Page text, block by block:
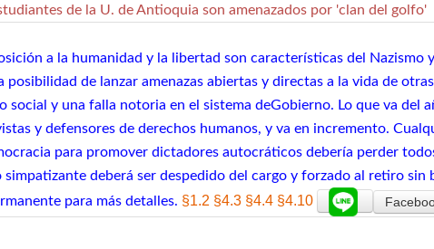
de la U. de Antioquia son amenazados por 'clan del golfo'
a la humanidad y la libertad son características del Nazismo
posibilidad de lanzar amenazas abiertas y directas a la vida de
social y una falla notoria en el sistema deGobierno. Lo que va del
y defensores de derechos humanos, y va en incremento.
para promover dictadores autocráticos debería perder
deberá ser despedido del cargo y forzado al retiro sin
para más detalles. §1.2 §4.3 §4.4 §4.10